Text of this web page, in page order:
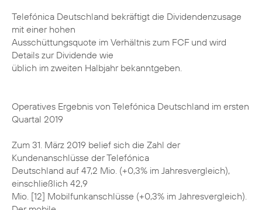
Telefónica Deutschland bekräftigt die Dividendenzusage
mit einer hohen
Ausschüttungsquote im Verhältnis zum FCF und wird
Details zur Dividende wie
üblich im zweiten Halbjahr bekanntgeben.
Operatives Ergebnis von Telefónica Deutschland im ersten
Quartal 2019
Zum 31. März 2019 belief sich die Zahl der
Kundenanschlüsse der Telefónica
Deutschland auf 47,2 Mio. (+0,3% im Jahresvergleich),
einschließlich 42,9
Mio. [12] Mobilfunkanschlüsse (+0,3% im Jahresvergleich).